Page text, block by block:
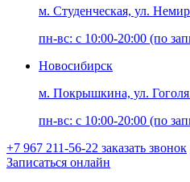
м. Студенческая, ул.
пн-вс: с 10:00-20:00 (по
Новосибирск
м. Покрышкина, ул.
пн-вс: с 10:00-20:00 (по
+7 967 211-56-22 заказать звонок
Записаться онлайн